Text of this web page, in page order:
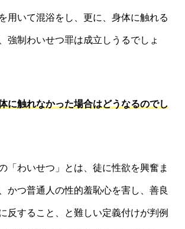
用いて混浴をし、更に、身体に触れる
強制わいせつ罪は成立しうるでしょ
に触れなかった場合はどうなるのでし
「わいせつ」とは、徒に性欲を興奮ま
かつ普通人の性的羞恥心を害し、善良
反すること、と難しい定義付けが判例